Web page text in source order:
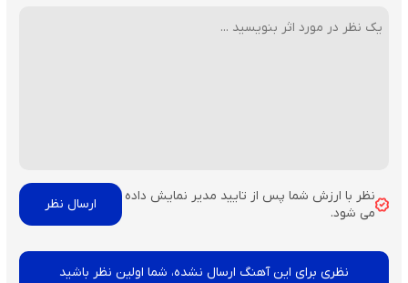
نظر با ارزش شما پس از تایید مدیر نمایش داده
می شود.
نظری برای این آهنگ ارسال نشده، شما اولین نظر باشید